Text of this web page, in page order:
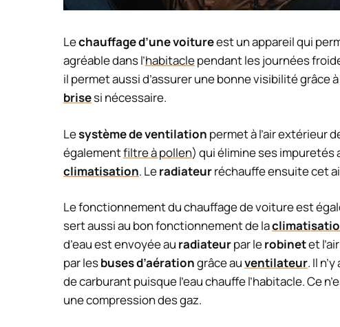
Lechauffage d’une voitureest un appareil qui
agréable dans l’habitaclependant les journées
il permet aussi d’assurer une bonne visibilité grâce
brisesi nécessaire.
Lesystème de ventilation permet à l’air extérieur
égalementfiltre à pollen) qui élimine ses impuretés
climatisation. Leradiateurréchauffe ensuite cet
Le fonctionnement du chauffage de voiture est
sert aussi au bon fonctionnement de la
d’eau est envoyée au radiateurpar lerobinetet
par lesbuses d’aérationgrâce auventilateur. Il
de carburant puisque l’eau chauffe l’habitacle. Ce
une compression des gaz.